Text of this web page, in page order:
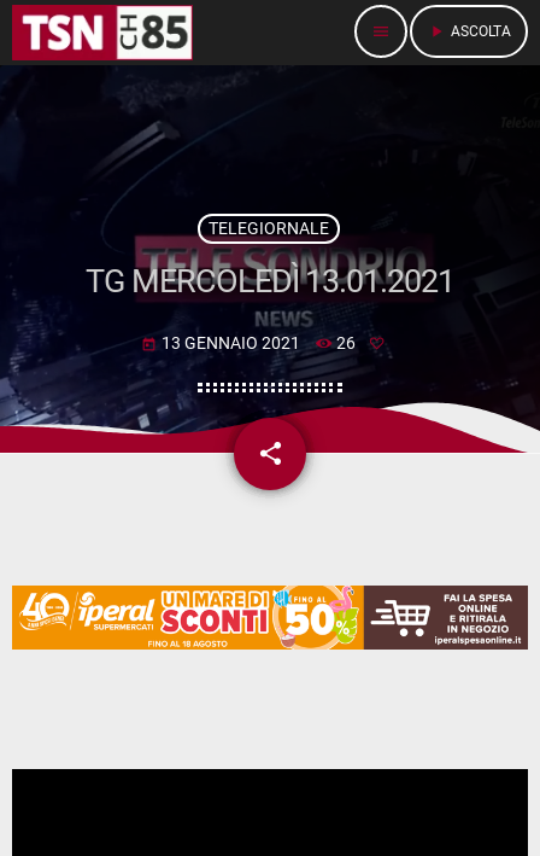
menu play_arrow ASCOLTA
TELEGIORNALE
TG MERCOLEDÌ 13.01.2021
today 13 GENNAIO 2021 26
share
email